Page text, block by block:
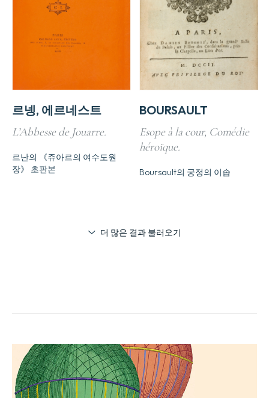
르넹, 에르네스트
L’Abbesse de Jouarre.
르난의 《쥬아르의 여수도원
장》 초판본
BOURSAULT
Esope à la cour, Comédie
héroïque.
Boursault의 궁정의 이솝
더 많은 결과 불러오기